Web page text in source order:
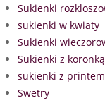
Sukienki
sukienki w kwiaty
Sukienki
Sukienki z koronką
sukienki z printem
Swetry